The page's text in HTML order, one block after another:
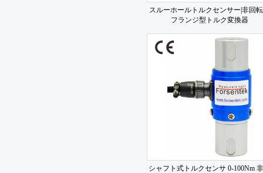
スルーホールトルクセンサー|非回
フランジ型トルク変換器
シャフト式トルクセンサ 0-100Nm